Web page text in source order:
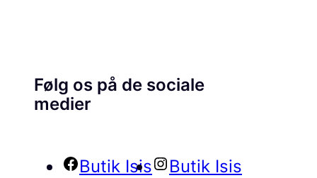
Følg os på de sociale
medier
Butik Isis
Butik Isis